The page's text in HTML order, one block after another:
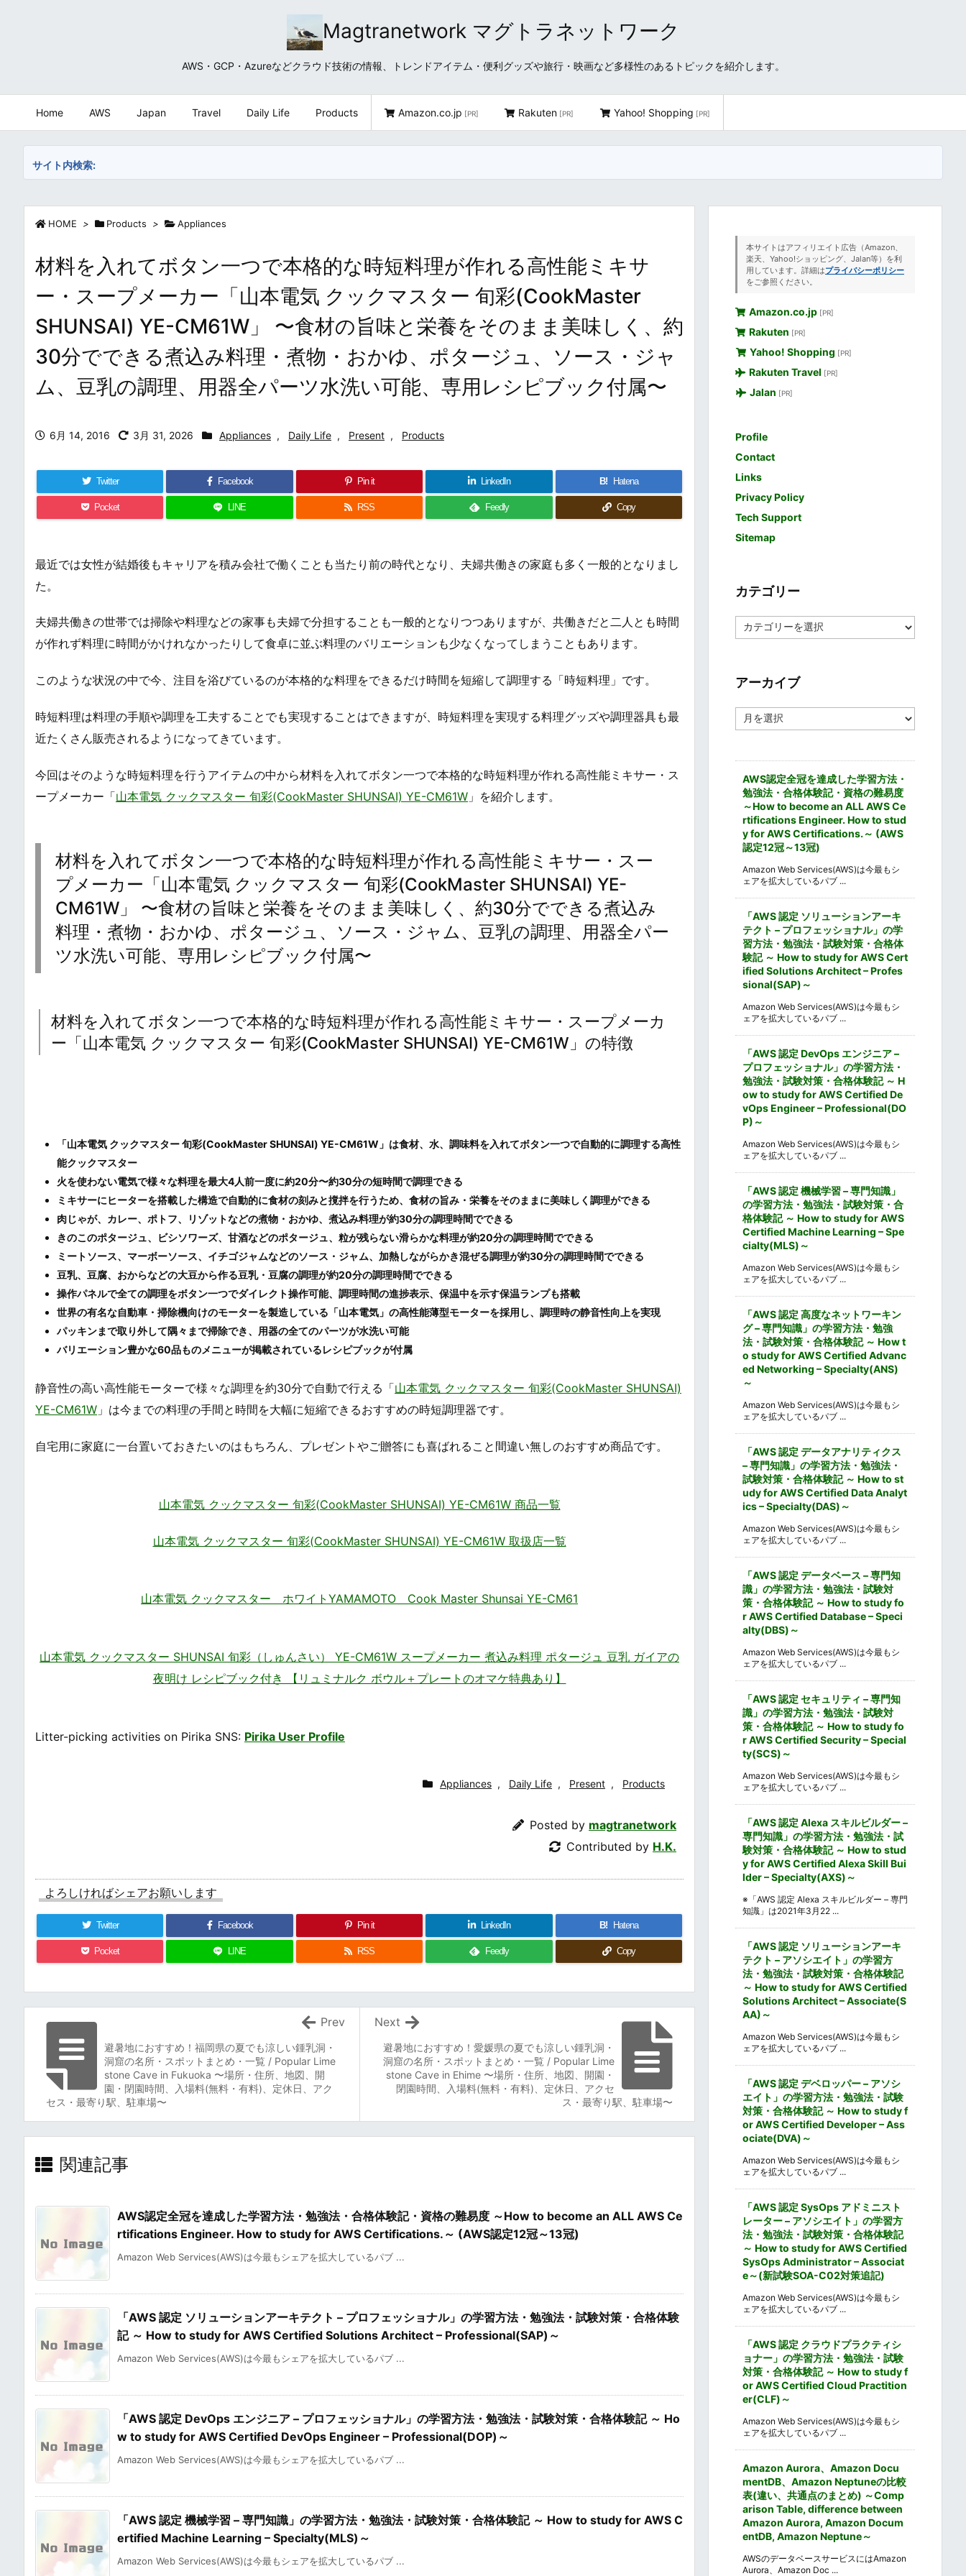
Magtranetwork マグトラネットワーク
AWS・GCP・Azureなどクラウド技術の情報、トレンドアイテム・便利グッズや旅行・映画など多様性のあるトピックを紹介します。
Home AWS Japan Travel Daily Life Products Amazon.co.jp [PR] Rakuten [PR] Yahoo! Shopping [PR]
サイト内検索:
HOME > Products > Appliances
材料を入れてボタン一つで本格的な時短料理が作れる高性能ミキサ
ー・スープメーカー「山本電気 クックマスター 旬彩(CookMaster
SHUNSAI) YE-CM61W」 〜食材の旨味と栄養をそのまま美味しく、約
30分でできる煮込み料理・煮物・おかゆ、ポタージュ、ソース・ジャ
ム、豆乳の調理、用器全パーツ水洗い可能、専用レシピブック付属〜
6月 14, 2016 3月 31, 2026 Appliances , Daily Life , Present , Products
Twitter Facebook Pin it LinkedIn B! Hatena
Pocket LINE RSS Feedly Copy
最近では女性が結婚後もキャリアを積み会社で働くことも当たり前の時代となり、夫婦共働きの家庭も多く一般的となりまし
た。
夫婦共働きの世帯では掃除や料理などの家事も夫婦で分担することも一般的となりつつありますが、共働きだと二人とも時間
が作れず料理に時間がかけれなかったりして食卓に並ぶ料理のバリエーションも少なくなってしまうこともあります。
このような状況の中で今、注目を浴びているのが本格的な料理をできるだけ時間を短縮して調理する「時短料理」です。
時短料理は料理の手順や調理を工夫することでも実現することはできますが、時短料理を実現する料理グッズや調理器具も最
近たくさん販売されるようになってきています。
今回はそのような時短料理を行うアイテムの中から材料を入れてボタン一つで本格的な時短料理が作れる高性能ミキサー・ス
ープメーカー「山本電気 クックマスター 旬彩(CookMaster SHUNSAI) YE-CM61W 」を紹介します。
材料を入れてボタン一つで本格的な時短料理が作れる高性能ミキサー・スー
プメーカー「山本電気 クックマスター 旬彩(CookMaster SHUNSAI) YE-
CM61W」 〜食材の旨味と栄養をそのまま美味しく、約30分でできる煮込み
料理・煮物・おかゆ、ポタージュ、ソース・ジャム、豆乳の調理、用器全パー
ツ水洗い可能、専用レシピブック付属〜
材料を入れてボタン一つで本格的な時短料理が作れる高性能ミキサー・スープメーカ
ー「山本電気 クックマスター 旬彩(CookMaster SHUNSAI) YE-CM61W」の特徴
「山本電気 クックマスター 旬彩(CookMaster SHUNSAI) YE-CM61W」は食材、水、調味料を入れてボタン一つで自動的に調理する高性
能クックマスター
火を使わない電気で様々な料理を最大4人前一度に約20分〜約30分の短時間で調理できる
ミキサーにヒーターを搭載した構造で自動的に食材の刻みと撹拌を行うため、食材の旨み・栄養をそのままに美味しく調理ができる
肉じゃが、カレー、ポトフ、リゾットなどの煮物・おかゆ、煮込み料理が約30分の調理時間でできる
きのこのポタージュ、ビシソワーズ、甘酒などのポタージュ、粒が残らない滑らかな料理が約20分の調理時間でできる
ミートソース、マーボーソース、イチゴジャムなどのソース・ジャム、加熱しながらかき混ぜる調理が約30分の調理時間でできる
豆乳、豆腐、おからなどの大豆から作る豆乳・豆腐の調理が約20分の調理時間でできる
操作パネルで全ての調理をボタン一つでダイレクト操作可能、調理時間の進捗表示、保温中を示す保温ランプも搭載
世界の有名な自動車・掃除機向けのモーターを製造している「山本電気」の高性能薄型モーターを採用し、調理時の静音性向上を実現
パッキンまで取り外して隅々まで掃除でき、用器の全てのパーツが水洗い可能
バリエーション豊かな60品ものメニューが掲載されているレシピブックが付属
静音性の高い高性能モーターで様々な調理を約30分で自動で行える「山本電気 クックマスター 旬彩(CookMaster SHUNSAI)
YE-CM61W 」は今までの料理の手間と時間を大幅に短縮できるおすすめの時短調理器です。
自宅用に家庭に一台置いておきたいのはもちろん、プレゼントやご贈答にも喜ばれること間違い無しのおすすめ商品です。
山本電気 クックマスター 旬彩(CookMaster SHUNSAI) YE-CM61W 商品一覧
山本電気 クックマスター 旬彩(CookMaster SHUNSAI) YE-CM61W 取扱店一覧
山本電気 クックマスター ホワイトYAMAMOTO Cook Master Shunsai YE-CM61
山本電気 クックマスター SHUNSAI 旬彩（しゅんさい） YE-CM61W スープメーカー 煮込み料理 ポタージュ 豆乳 ガイアの
夜明け レシピブック付き 【リュミナルク ボウル＋プレートのオマケ特典あり】
Litter-picking activities on Pirika SNS: Pirika User Profile
Appliances , Daily Life , Present , Products
Posted by magtranetwork
Contributed by H.K.
よろしければシェアお願いします
Twitter Facebook Pin it LinkedIn B! Hatena
Pocket LINE RSS Feedly Copy
避暑地におすすめ！愛媛県の夏でも涼しい鍾乳洞・
洞窟の名所・スポットまとめ・一覧 / Popular Lime
stone Cave in Ehime 〜場所・住所、地図、開園・
閉園時間、入場料(無料・有料)、定休日、アクセ
ス・最寄り駅、駐車場〜
Next
避暑地におすすめ！福岡県の夏でも涼しい鍾乳洞・
洞窟の名所・スポットまとめ・一覧 / Popular Lime
stone Cave in Fukuoka 〜場所・住所、地図、開
園・閉園時間、入場料(無料・有料)、定休日、アク
セス・最寄り駅、駐車場〜
Prev
関連記事
AWS認定全冠を達成した学習方法・勉強法・合格体験記・資格の難易度 ～How to become an ALL AWS Ce
rtifications Engineer. How to study for AWS Certifications.～ (AWS認定12冠～13冠)
Amazon Web Services(AWS)は今最もシェアを拡大しているパブ ...
「AWS 認定 ソリューションアーキテクト – プロフェッショナル」の学習方法・勉強法・試験対策・合格体験
記 ～ How to study for AWS Certified Solutions Architect – Professional(SAP)～
Amazon Web Services(AWS)は今最もシェアを拡大しているパブ ...
「AWS 認定 DevOps エンジニア – プロフェッショナル」の学習方法・勉強法・試験対策・合格体験記 ～ Ho
w to study for AWS Certified DevOps Engineer – Professional(DOP)～
Amazon Web Services(AWS)は今最もシェアを拡大しているパブ ...
「AWS 認定 機械学習 – 専門知識」の学習方法・勉強法・試験対策・合格体験記 ～ How to study for AWS C
ertified Machine Learning – Specialty(MLS)～
Amazon Web Services(AWS)は今最もシェアを拡大しているパブ ...
本サイトはアフィリエイト広告（Amazon、
楽天、Yahoo!ショッピング、Jalan等）を利
用しています。詳細はプライバシーポリシー
をご参照ください。
Amazon.co.jp [PR]
Rakuten [PR]
Yahoo! Shopping [PR]
Rakuten Travel [PR]
Jalan [PR]
Profile
Contact
Links
Privacy Policy
Tech Support
Sitemap
カテゴリー
テ
ー
アーカイブ
ー
AWS認定全冠を達成した学習方法・
勉強法・合格体験記・資格の難易度
～How to become an ALL AWS Ce
rtifications Engineer. How to stud
y for AWS Certifications.～ (AWS
認定12冠～13冠)
Amazon Web Services(AWS)は今最もシ
ェアを拡大しているパブ ...
「AWS 認定 ソリューションアーキ
テクト – プロフェッショナル」の学
習方法・勉強法・試験対策・合格体
験記 ～ How to study for AWS Cert
ified Solutions Architect – Profes
sional(SAP)～
Amazon Web Services(AWS)は今最もシ
ェアを拡大しているパブ ...
「AWS 認定 DevOps エンジニア –
プロフェッショナル」の学習方法・
勉強法・試験対策・合格体験記 ～ H
ow to study for AWS Certified De
vOps Engineer – Professional(DO
P)～
Amazon Web Services(AWS)は今最もシ
ェアを拡大しているパブ ...
「AWS 認定 機械学習 – 専門知識」
の学習方法・勉強法・試験対策・合
格体験記 ～ How to study for AWS
Certified Machine Learning – Spe
cialty(MLS)～
Amazon Web Services(AWS)は今最もシ
ェアを拡大しているパブ ...
「AWS 認定 高度なネットワーキン
グ – 専門知識」の学習方法・勉強
法・試験対策・合格体験記 ～ How t
o study for AWS Certified Advanc
ed Networking – Specialty(ANS)
～
Amazon Web Services(AWS)は今最もシ
ェアを拡大しているパブ ...
「AWS 認定 データアナリティクス
– 専門知識」の学習方法・勉強法・
試験対策・合格体験記 ～ How to st
udy for AWS Certified Data Analyt
ics – Specialty(DAS)～
Amazon Web Services(AWS)は今最もシ
ェアを拡大しているパブ ...
「AWS 認定 データベース – 専門知
識」の学習方法・勉強法・試験対
策・合格体験記 ～ How to study fo
r AWS Certified Database – Speci
alty(DBS)～
Amazon Web Services(AWS)は今最もシ
ェアを拡大しているパブ ...
「AWS 認定 セキュリティ – 専門知
識」の学習方法・勉強法・試験対
策・合格体験記 ～ How to study fo
r AWS Certified Security – Special
ty(SCS)～
Amazon Web Services(AWS)は今最もシ
ェアを拡大しているパブ ...
「AWS 認定 Alexa スキルビルダー –
専門知識」の学習方法・勉強法・試
験対策・合格体験記 ～ How to stud
y for AWS Certified Alexa Skill Bui
lder – Specialty(AXS)～
※「AWS 認定 Alexa スキルビルダー – 専門
知識」は2021年3月22 ...
「AWS 認定 ソリューションアーキ
テクト – アソシエイト」の学習方
法・勉強法・試験対策・合格体験記
～ How to study for AWS Certified
Solutions Architect – Associate(S
AA)～
Amazon Web Services(AWS)は今最もシ
ェアを拡大しているパブ ...
「AWS 認定 デベロッパー – アソシ
エイト」の学習方法・勉強法・試験
対策・合格体験記 ～ How to study f
or AWS Certified Developer – Ass
ociate(DVA)～
Amazon Web Services(AWS)は今最もシ
ェアを拡大しているパブ ...
「AWS 認定 SysOps アドミニスト
レーター – アソシエイト」の学習方
法・勉強法・試験対策・合格体験記
～ How to study for AWS Certified
SysOps Administrator – Associat
e～(新試験SOA-C02対策追記)
Amazon Web Services(AWS)は今最もシ
ェアを拡大しているパブ ...
「AWS 認定 クラウドプラクティシ
ョナー」の学習方法・勉強法・試験
対策・合格体験記 ～ How to study f
or AWS Certified Cloud Practition
er(CLF)～
Amazon Web Services(AWS)は今最もシ
ェアを拡大しているパブ ...
Amazon Aurora、Amazon Docu
mentDB、Amazon Neptuneの比較
表(違い、共通点のまとめ) ～Comp
arison Table, difference between
Amazon Aurora, Amazon Docum
entDB, Amazon Neptune～
AWSのデータベースサービスにはAmazon
Aurora、Amazon Doc ...